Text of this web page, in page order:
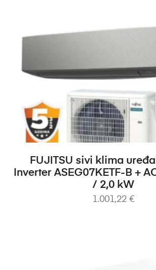
DODAJ U
FUJITSU sivi klima
Inverter ASEG07KETF-B +
/ 2,0 kW
1.001,22 €